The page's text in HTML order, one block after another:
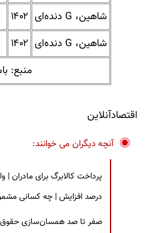
شاهین، G دنده‌ای
۱۴۰۲
شاهین، G دنده‌ای
۱۴۰۲
منبع:
اقتصادآنلاین
آنچه دیگران می خوانند:
درصد افزایش | چه کسانی
صفر تا صد همسان‌سازی حقوق